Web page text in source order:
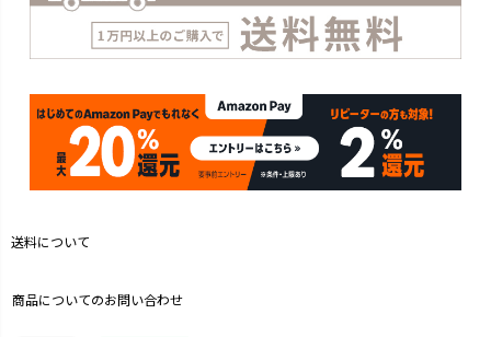
送料について
商品についてのお問い合わせ